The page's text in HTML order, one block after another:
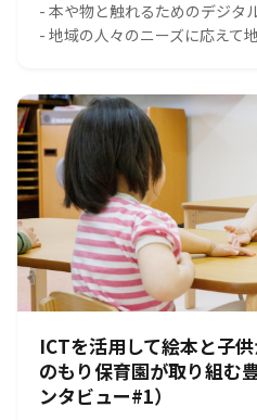
- 本や物と触れるためのデジタ
- 地域の人々のニーズに応えて
ICTを活用して絵本と子
のもり保育園が取り組む
ンタビュー#1）